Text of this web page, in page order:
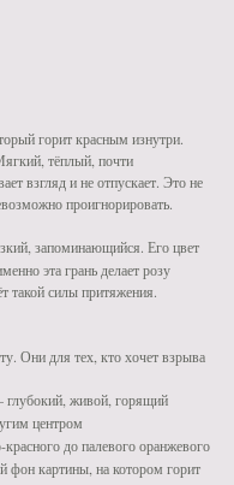
горит красным изнутри.
тёплый, почти
взгляд и не отпускает. Это не
проигнорировать.
запоминающийся. Его цвет
эта грань делает розу
такой силы притяжения.
Они для тех, кто хочет взрыва
живой, горящий
центром
красного до палевого оранжевого
фон картины, на котором горит